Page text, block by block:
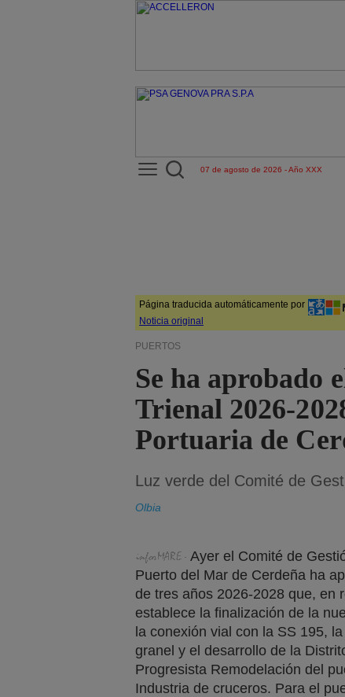
07 de agosto de 2026 - Año XXX
Página traducida automáticamente por
Noticia original
PUERTOS
Se ha aprobado
Trienal 2026-
Portuaria de
Luz verde del Comité de
Olbia
Ayer el Comité de
Puerto del Mar de Cerdeña ha
de tres años 2026-2028 que, en
establece la finalización de la
la conexión vial con la SS 195,
granel y el desarrollo de la
Progresista Remodelación del
Industria de cruceros. Para el